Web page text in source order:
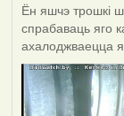
Ён яшчэ трошкі
спрабаваць яго
ахалоджваецца